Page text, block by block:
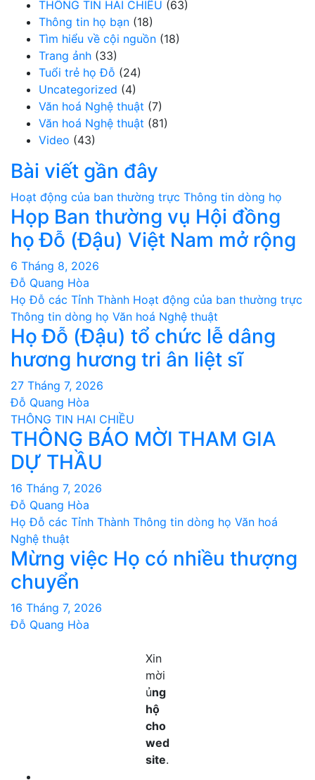
THÔNG TIN HAI CHIỀU (63)
Thông tin họ bạn (18)
Tìm hiểu về cội nguồn (18)
Trang ảnh (33)
Tuổi trẻ họ Đỗ (24)
Uncategorized (4)
Văn hoá Nghệ thuật (7)
Văn hoá Nghệ thuật (81)
Video (43)
Bài viết gần đây
Hoạt động của ban thường trực Thông tin dòng họ
Họp Ban thường vụ Hội đồng
họ Đỗ (Đậu) Việt Nam mở rộng
6 Tháng 8, 2026
Đỗ Quang Hòa
Họ Đỗ các Tỉnh Thành Hoạt động của ban thường trực
Thông tin dòng họ Văn hoá Nghệ thuật
Họ Đỗ (Đậu) tổ chức lễ dâng
hương hương tri ân liệt sĩ
27 Tháng 7, 2026
Đỗ Quang Hòa
THÔNG TIN HAI CHIỀU
THÔNG BÁO MỜI THAM GIA
DỰ THẦU
16 Tháng 7, 2026
Đỗ Quang Hòa
Họ Đỗ các Tỉnh Thành Thông tin dòng họ Văn hoá
Nghệ thuật
Mừng việc Họ có nhiều thượng
chuyển
16 Tháng 7, 2026
Đỗ Quang Hòa
Xin
mời
ủng
hộ
cho
wed
site.